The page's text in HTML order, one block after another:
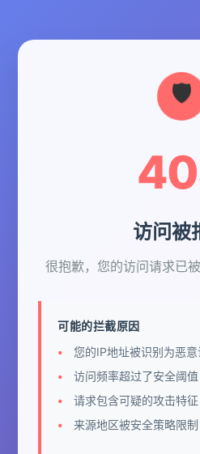
访问被
很抱歉，您的访问请求已
可能的拦截原因
您的IP地址被识别为恶意
访问频率超过了安全阈值
请求包含可疑的攻击特征
来源地区被安全策略限制